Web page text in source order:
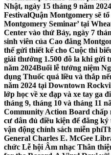
Nhật, ngày 15 tháng 9 năm 2024
FestivalQuận Montgomery sẽ
Montgomery Seminar’ tại
Center vào thứ Bảy, ngày 7
sinh viên của Cao đẳng
thể gửi thiết kế cho Cuộc thi
giải thưởng 1.500 đô la khi gửi
năm 2024Buổi lễ tưởng niệm
dụng Thuốc quá liều và thắp
năm 2024 tại Downtown
lớp học về xe đạp và xe tay ga
tháng 9, tháng 10 và tháng 11
Community Action Board
cư dân đủ điều kiện để đăng
vận động chính sách miễn phí
General Charles E. McGee
chức Lễ hội Âm nhạc Thân